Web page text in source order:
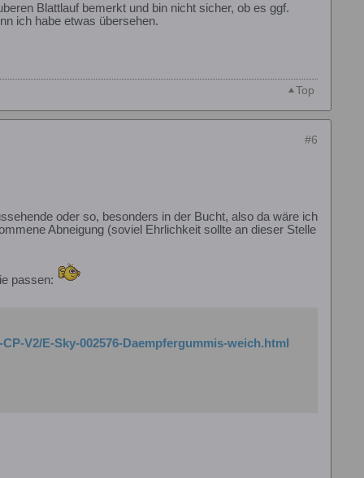
Blattlauf bemerkt und bin nicht sicher, ob es ggf.
ich habe etwas übersehen.
Top
#6
oder so, besonders in der Bucht, also da wäre ich
Abneigung (soviel Ehrlichkeit sollte an dieser Stelle
passen:
V2/E-Sky-002576-Daempfergummis-weich.html